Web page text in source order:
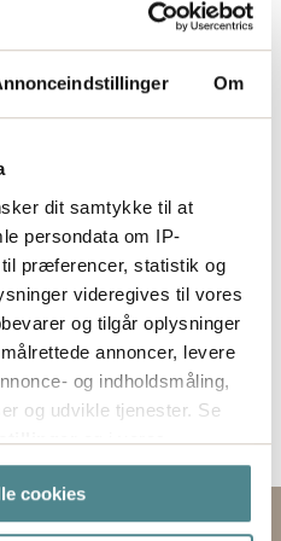
Om
dit samtykke til at
persondata om IP-
præferencer, statistik og
videregives til vores
og tilgår oplysninger
annoncer, levere
og indholdsmåling,
og udvikle tjenester. Se
og i vores
trække dit samtykke
fra vores
at trykke på "Privacy
cookies